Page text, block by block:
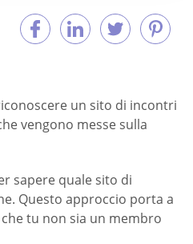
un sito di incontri
vengono messe sulla
sapere quale sito di
Questo approccio porta a
tu non sia un membro